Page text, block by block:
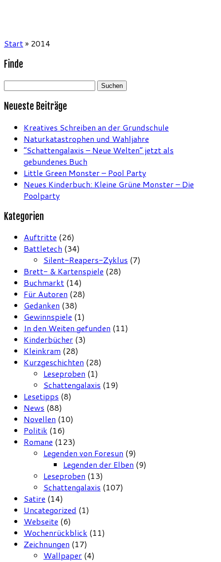
Start» 2014
Finde
Suchen
Neueste Beiträge
Kreatives Schreiben an der Grundschule
Naturkatastrophen und Wahljahre
“Schattengalaxis – Neue Welten” jetzt als
gebundenes Buch
Little Green Monster – Pool Party
Neues Kinderbuch: Kleine Grüne Monster – Die
Poolparty
Kategorien
Auftritte (26)
Battletech (34)
Silent-Reapers-Zyklus (7)
Brett- & Kartenspiele (28)
Buchmarkt (14)
Für Autoren (28)
Gedanken (38)
Gewinnspiele (1)
In den Weiten gefunden (11)
Kinderbücher (3)
Kleinkram (28)
Kurzgeschichten (28)
Leseproben (1)
Schattengalaxis (19)
Lesetipps (8)
News (88)
Novellen (10)
Politik (16)
Romane (123)
Legenden von Foresun (9)
Legenden der Elben (9)
Leseproben (13)
Schattengalaxis (107)
Satire (14)
Uncategorized (1)
Webseite (6)
Wochenrückblick (11)
Zeichnungen (17)
Wallpaper (4)